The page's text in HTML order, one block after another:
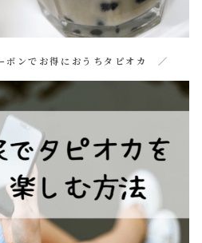
ポンでお得におうちタピオカ ／